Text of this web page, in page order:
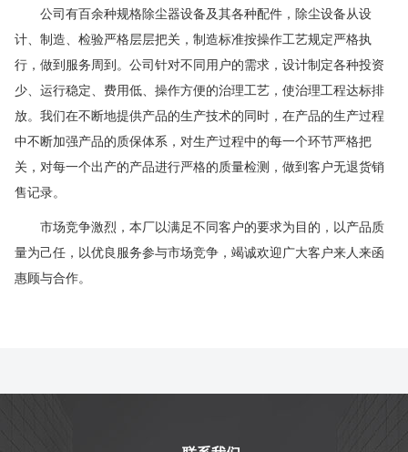
公司有百余种规格除尘器设备及其各种配件，除尘设备从设
计、制造、检验严格层层把关，制造标准按操作工艺规定严格执
行，做到服务周到。公司针对不同用户的需求，设计制定各种投资
少、运行稳定、费用低、操作方便的治理工艺，使治理工程达标排
放。我们在不断地提供产品的生产技术的同时，在产品的生产过程
中不断加强产品的质保体系，对生产过程中的每一个环节严格把
关，对每一个出产的产品进行严格的质量检测，做到客户无退货销
售记录。
市场竞争激烈，本厂以满足不同客户的要求为目的，以产品质
量为己任，以优良服务参与市场竞争，竭诚欢迎广大客户来人来函
惠顾与合作。